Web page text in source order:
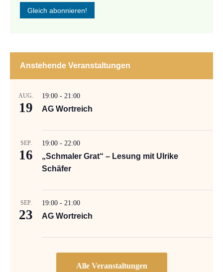
Anstehende Veranstaltungen
AUG.
19
19:00 - 21:00
AG Wortreich
SEP.
16
19:00 - 22:00
„Schmaler Grat“ – Lesung mit Ulrike
Schäfer
SEP.
23
19:00 - 21:00
AG Wortreich